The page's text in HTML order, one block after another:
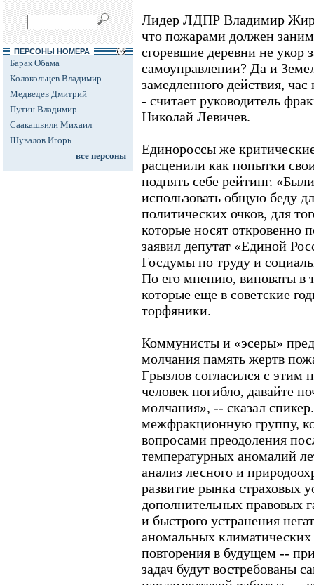
ПЕРСОНЫ НОМЕРА
Барак Обама
Колокольцев Владимир
Медведев Дмитрий
Путин Владимир
Саакашвили Михаил
Шувалов Игорь
все персоны
Лидер ЛДПР Владимир
что пожарами должен
сгоревшие деревни не укор
самоуправлении? Да и
замедленного действия,
- считает руководитель
Николай Левичев.
Единороссы же
расценили как попытки
поднять себе рейтинг.
использовать общую беду
политических очков, для
которые носят откровенно
заявил депутат «Единой
Госдумы по труду и
По его мнению, виноваты в
которые еще в советские
торфяники.
Коммунисты и «эсеры»
молчания память жертв
Грызлов согласился с этим
человек погибло, давайте
молчания», -- сказал
межфракционную группу,
вопросами преодоления
температурных аномалий
анализ лесного и
развитие рынка страховых
дополнительных правовых
и быстрого устранения
аномальных климатических
повторения в будущем --
задач будут востребованы